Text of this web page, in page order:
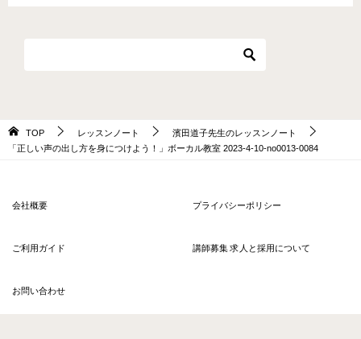
TOP レッスンノート
濱田道子先生のレッスンノート
「正しい声の出し方を身につけよう！」ボーカル教室 2023-4-10-­no0013-­0084
会社概要 プライバシーポリシー
ご利用ガイド 講師募集 求人と採用について
お問い合わせ